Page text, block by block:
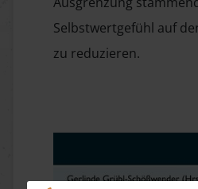
Selbstwertgefühl auf
zu reduzieren.